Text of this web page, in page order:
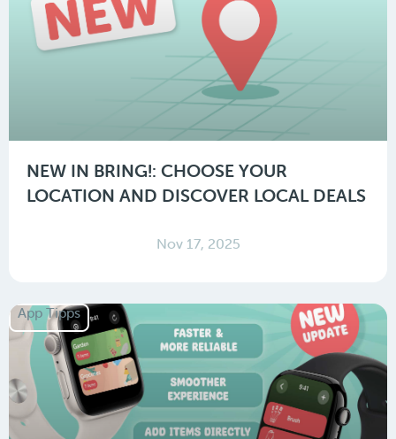
NEW IN BRING!: CHOOSE YOUR
LOCATION AND DISCOVER LOCAL DEALS
Nov 17, 2025
App Tipps